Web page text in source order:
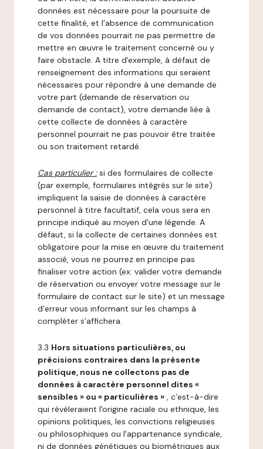
données est nécessaire pour la poursuite de
cette finalité, et l’absence de communication
de vos données pourrait ne pas permettre de
mettre en œuvre le traitement concerné ou y
faire obstacle. A titre d'exemple, à défaut de
renseignement des informations qui seraient
nécessaires pour répondre à une demande de
votre part (demande de réservation ou
demande de contact), votre demande liée à
cette collecte de données à caractère
personnel pourrait ne pas pouvoir être traitée
ou son traitement retardé.
Cas particulier : si des formulaires de collecte
(par exemple, formulaires intégrés sur le site)
impliquent la saisie de données à caractère
personnel à titre facultatif, cela vous sera en
principe indiqué au moyen d’une légende. A
défaut, si la collecte de certaines données est
obligatoire pour la mise en œuvre du traitement
associé, vous ne pourrez en principe pas
finaliser votre action (ex: valider votre demande
de réservation ou envoyer votre message sur le
formulaire de contact sur le site) et un message
d’erreur vous informant sur les champs à
compléter s’affichera.
3.3 Hors situations particulières, ou
précisions contraires dans la présente
politique, nous ne collectons pas de
données à caractère personnel dites «
sensibles » ou « particulières » , c’est-à-dire
qui révèleraient l'origine raciale ou ethnique, les
opinions politiques, les convictions religieuses
ou philosophiques ou l'appartenance syndicale,
ni de données génétiques ou biométriques aux